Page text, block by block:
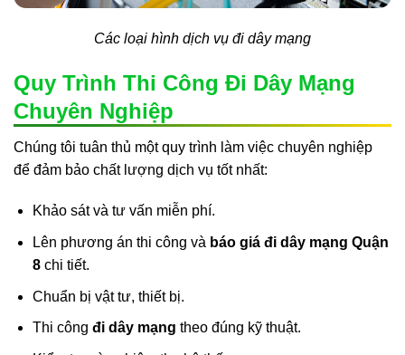
Các loại hình dịch vụ đi dây mạng
Quy Trình Thi Công Đi Dây Mạng
Chuyên Nghiệp
Chúng tôi tuân thủ một quy trình làm việc chuyên nghiệp
để đảm bảo chất lượng dịch vụ tốt nhất:
Khảo sát và tư vấn miễn phí.
Lên phương án thi công và báo giá đi dây mạng Quận
8chi tiết.
Chuẩn bị vật tư, thiết bị.
Thi công đi dây mạng theo đúng kỹ thuật.